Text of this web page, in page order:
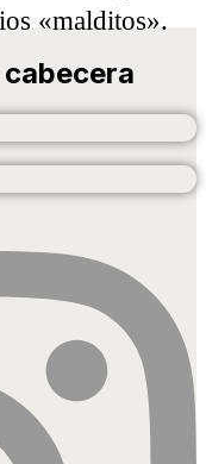
«malditos».